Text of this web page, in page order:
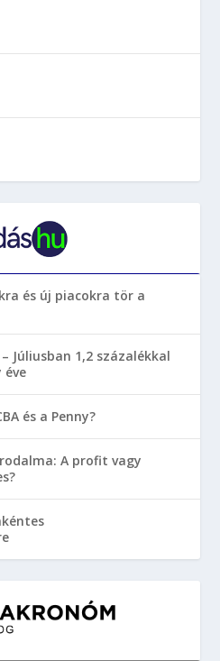
és új piacokra tör a
Júliusban 1,2 százalékkal
és a Penny?
A profit vagy